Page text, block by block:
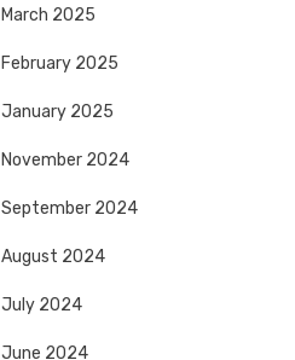
March 2025
February 2025
January 2025
November 2024
September 2024
August 2024
July 2024
June 2024